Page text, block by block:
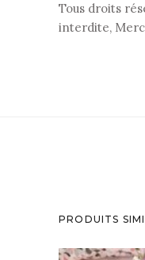
Tous droits
interdite,
PRODUITS